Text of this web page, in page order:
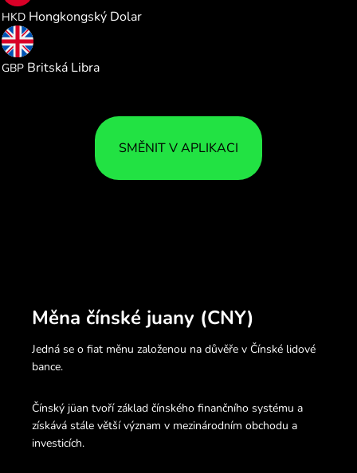
HKD Hongkongský Dolar
GBP Britská Libra
SMĚNIT V APLIKACI
Měna čínské juany (CNY)
Jedná se o fiat měnu založenou na důvěře v Čínské lidové
bance.
Čínský jüan tvoří základ čínského finančního systému a
získává stále větší význam v mezinárodním obchodu a
investicích.